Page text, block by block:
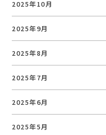
2025年10月
2025年9月
2025年8月
2025年7月
2025年6月
2025年5月